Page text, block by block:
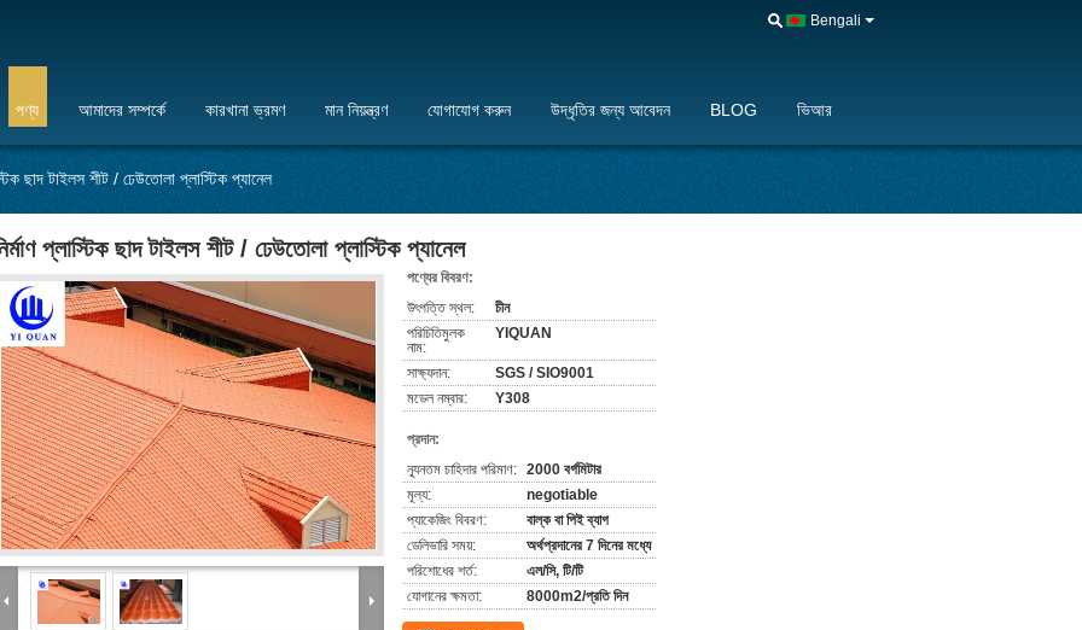
Bengali
পণ্য আমাদের সম্পর্কে কারখানা ভ্রমণ মান নিয়ন্ত্রণ যোগাযোগ করুন উদ্ধৃতির জন্য আবেদন BLOG ভিআর
ছাদ টাইলস শীট / ঢেউতোলা প্লাস্টিক প্যানেল
প্লাস্টিক ছাদ টাইলস শীট / ঢেউতোলা প্লাস্টিক প্যানেল
পণ্যের বিবরণ:
উৎপত্তি স্থল:
চীন
পরিচিতিমুলক
নাম:
YIQUAN
সাক্ষ্যদান:
SGS / SIO9001
মডেল নম্বার:
Y308
প্রদান:
ন্যূনতম চাহিদার পরিমাণ: 2000 বর্গমিটার
মূল্য:
negotiable
প্যাকেজিং বিবরণ:
বাল্ক বা পিই ব্যাগ
ডেলিভারি সময়:
অর্থপ্রদানের 7 দিনের মধ্যে
পরিশোধের শর্ত:
এল/সি, টি/টি
যোগানের ক্ষমতা:
8000m2/প্রতি দিন